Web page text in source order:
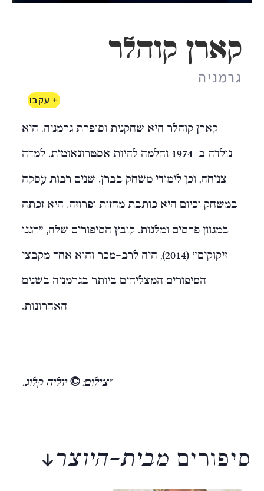
קארן קוהלר
גרמניה
+ עקבו
קארן קוהלר היא שחקנית וסופרת גרמניה. היא
נולדה ב-1974 וחלמה להיות אסטרונאוטית. למדה
צניחה, וכן לימודי משחק בברן. שנים רבות עסקה
במשחק וכיום היא כותבת מחזות ופרוזה. היא זכתה
במגוון פרסים ומלגות. קובץ הסיפורים שלה, "דגנו
זיקוקים" (2014), היה לרב-מכר והוא אחד מקבצי
הסיפורים המצליחים ביותר בגרמניה בשנים
האחרונות.
*צילום:©יוליה קלוג.
סיפורים מבית-היוצר